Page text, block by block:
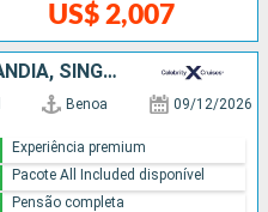
US$ 2,007
INDONESIA, MALÁSIA, TAILÃNDIA, SINGAPURA
Benoa 09/12/2026
Experiência premium
Pacote All Included disponível
Pensão completa